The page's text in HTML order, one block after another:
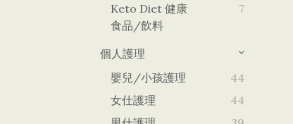
Keto Diet 健康
食品/飲料
7
個人護理
嬰兒/小孩護理
44
女仕護理
44